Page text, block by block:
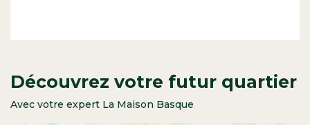
Découvrez votre futur quartier
Avec votre expert La Maison Basque